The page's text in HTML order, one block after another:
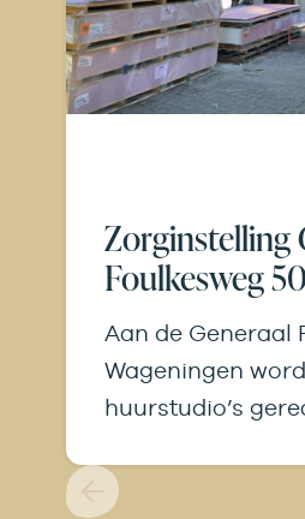
Zorginstelling
Foulkesweg 50
Aan de Generaal
Wageningen
huurstudio’s
integratie en een